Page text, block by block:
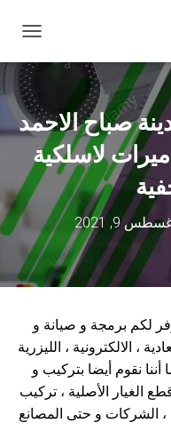
ب
د
ي
ل
ا
ن
ق
ل
صباح الاحمد
كاميرات لاسلكية
9, 2021
لكم برمجة و صيانة و
، الالكترونية ، الليزرية
أننا نقوم أيضا بتركيب و
الغيار الأصلية ، تركيب
، الشركات و حتى المصانع